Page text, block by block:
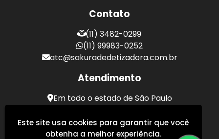
Contato
(11) 3482-0299
(11) 99983-0252
atc@sakuradedetizadora.com.br
Atendimento
Em todo o estado de São Paulo
Este site usa cookies para garantir que você
obtenha a melhor experiência.